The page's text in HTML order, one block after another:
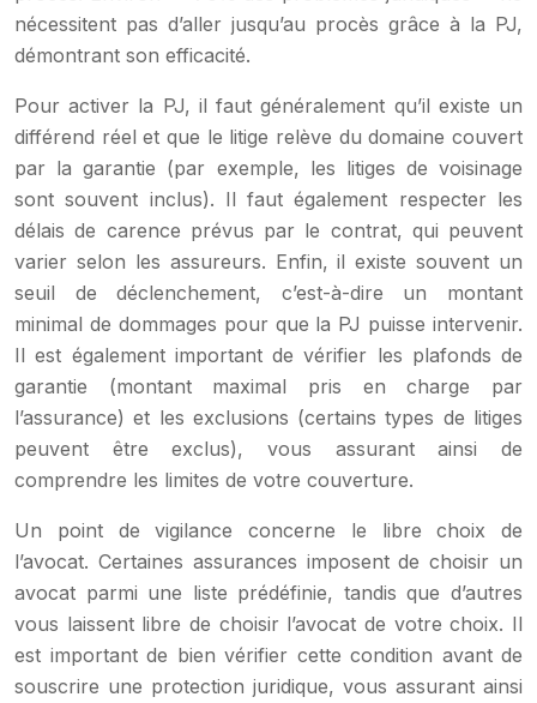
nécessitent pas d’aller jusqu’au procès grâce à la PJ,
démontrant son efficacité.
Pour activer la PJ, il faut généralement qu’il existe un
différend réel et que le litige relève du domaine couvert
par la garantie (par exemple, les litiges de voisinage
sont souvent inclus). Il faut également respecter les
délais de carence prévus par le contrat, qui peuvent
varier selon les assureurs. Enfin, il existe souvent un
seuil de déclenchement, c’est-à-dire un montant
minimal de dommages pour que la PJ puisse intervenir.
Il est également important de vérifier les plafonds de
garantie (montant maximal pris en charge par
l’assurance) et les exclusions (certains types de litiges
peuvent être exclus), vous assurant ainsi de
comprendre les limites de votre couverture.
Un point de vigilance concerne le libre choix de
l’avocat. Certaines assurances imposent de choisir un
avocat parmi une liste prédéfinie, tandis que d’autres
vous laissent libre de choisir l’avocat de votre choix. Il
est important de bien vérifier cette condition avant de
souscrire une protection juridique, vous assurant ainsi